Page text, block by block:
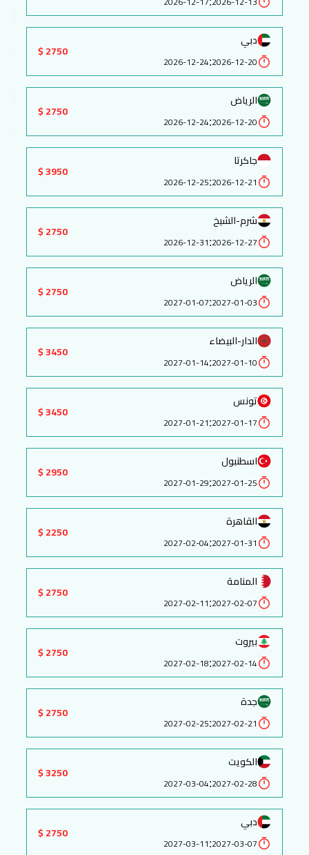
دبي
2026-12-20
:
2026-12-24
2750 $
الرياض
2026-12-20
:
2026-12-24
2750 $
جاكرتا
2026-12-21
:
2026-12-25
3950 $
شرم-الشيخ
2026-12-27
:
2026-12-31
2750 $
الرياض
2027-01-03
:
2027-01-07
2750 $
الدار-البيضاء
2027-01-10
:
2027-01-14
3450 $
تونس
2027-01-17
:
2027-01-21
3450 $
اسطنبول
2027-01-25
:
2027-01-29
2950 $
القاهرة
2027-01-31
:
2027-02-04
2250 $
المنامة
2027-02-07
:
2027-02-11
2750 $
بيروت
2027-02-14
:
2027-02-18
2750 $
جدة
2027-02-21
:
2027-02-25
2750 $
الكويت
2027-02-28
:
2027-03-04
3250 $
دبي
2027-03-07
:
2027-03-11
2750 $